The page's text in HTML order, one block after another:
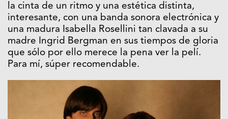
la cinta de un ritmo y una estética distinta,
interesante, con una banda sonora electrónica y
una madura Isabella Rosellini tan clavada a su
madre Ingrid Bergman en sus tiempos de gloria
que sólo por ello merece la pena ver la pelí.
Para mí, súper recomendable.